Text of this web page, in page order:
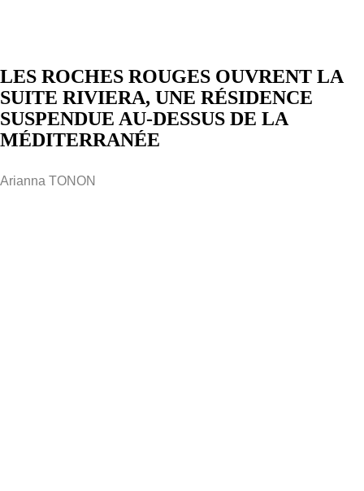
LES ROCHES ROUGES OUVRENT LA
SUITE RIVIERA, UNE RÉSIDENCE
SUSPENDUE AU-DESSUS DE LA
MÉDITERRANÉE
Arianna TONON